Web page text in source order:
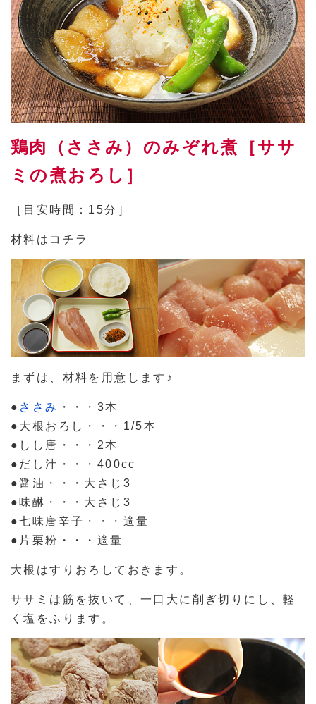
鶏肉（ささみ）のみぞれ煮［ササ
ミの煮おろし］
［目安時間：15分］
材料はコチラ
まずは、材料を用意します♪
● ささみ
・・・3本
●大根おろし・・・1/5本
●しし唐・・・2本
●だし汁・・・400cc
●醤油・・・大さじ3
●味醂・・・大さじ3
●七味唐辛子・・・適量
●片栗粉・・・適量
大根はすりおろしておきます。
ササミは筋を抜いて、一口大に削ぎ切りにし、軽
く塩をふります。